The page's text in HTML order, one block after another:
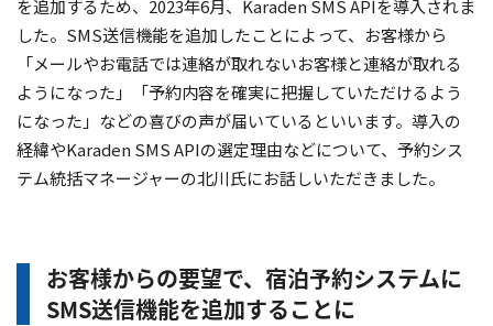
を追加するため、2023年6月、Karaden SMS APIを導入されま
した。SMS送信機能を追加したことによって、お客様から
「メールやお電話では連絡が取れないお客様と連絡が取れる
ようになった」「予約内容を確実に把握していただけるよう
になった」などの喜びの声が届いているといいます。導入の
経緯やKaraden SMS APIの選定理由などについて、予約シス
テム統括マネージャーの北川氏にお話しいただきました。
お客様からの要望で、宿泊予約システムに
SMS送信機能を追加することに